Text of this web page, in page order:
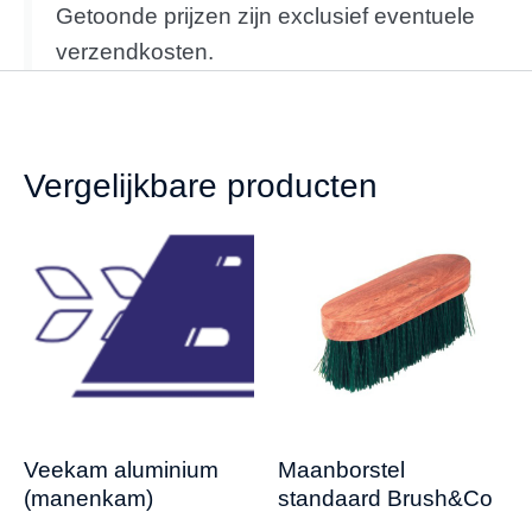
Getoonde prijzen zijn exclusief eventuele
verzendkosten.
Vergelijkbare producten
Veekam aluminium
(manenkam)
Maanborstel
standaard Brush&Co